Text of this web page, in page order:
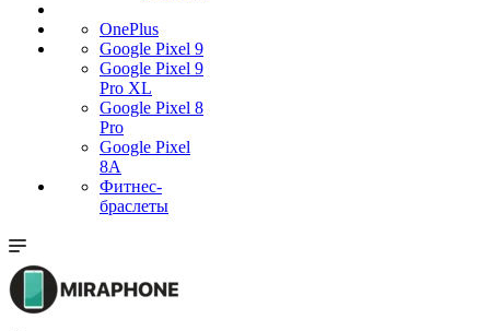
OnePlus
Google Pixel 9
Google Pixel 9
Pro XL
Google Pixel 8
Pro
Google Pixel
8A
Фитнес-
браслеты